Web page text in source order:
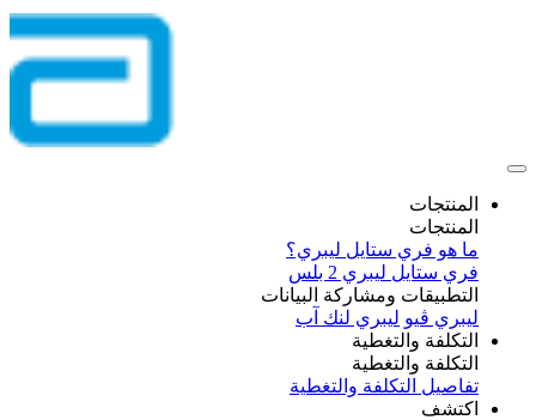
المنتجات
المنتجات
ما هو فري ستايل ليبري؟
فري ستايل ليبري 2 بلس​
التطبيقات ومشاركة البيانات
ليبري ڤيو ليبري لنك آب
التكلفة والتغطية
التكلفة والتغطية
تفاصيل التكلفة والتغطية
اكتشف​